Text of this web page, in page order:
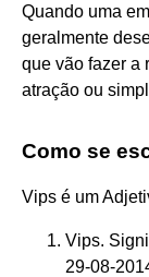
Quando uma
geralmente
que vão fazer a
atração ou
Como se
Vips é um
Vips.
29-08-